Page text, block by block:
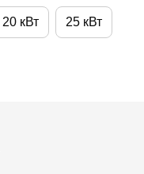
20 кВт 25 кВт